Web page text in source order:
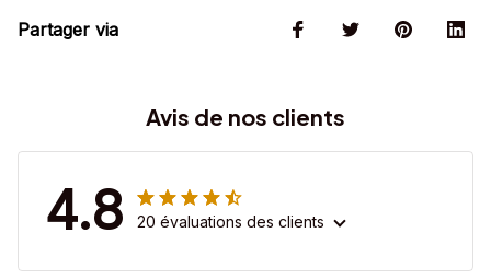
Partager via
Avis de nos clients
4.8 20 évaluations des clients